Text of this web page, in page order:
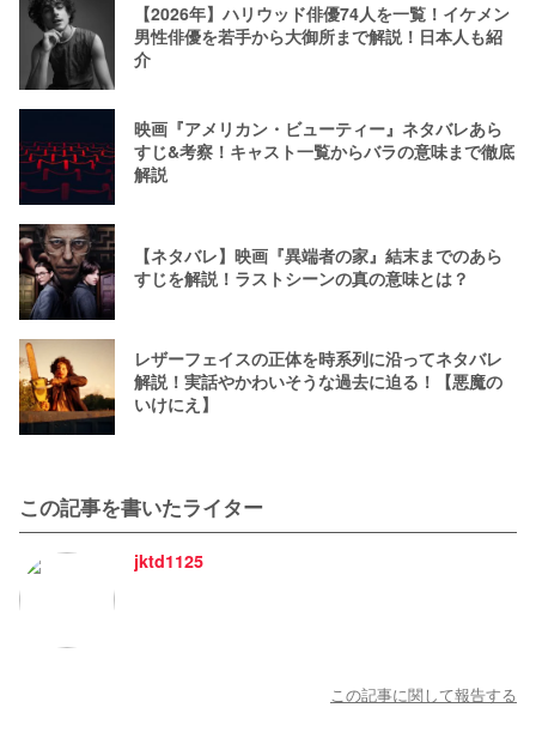
【2026年】ハリウッド俳優74人を一覧！イケメン
男性俳優を若手から大御所まで解説！日本人も紹
介
映画『アメリカン・ビューティー』ネタバレあら
すじ&考察！キャスト一覧からバラの意味まで徹底
解説
【ネタバレ】映画『異端者の家』結末までのあら
すじを解説！ラストシーンの真の意味とは？
レザーフェイスの正体を時系列に沿ってネタバレ
解説！実話やかわいそうな過去に迫る！【悪魔の
いけにえ】
この記事を書いたライター
jktd1125
この記事に関して報告する